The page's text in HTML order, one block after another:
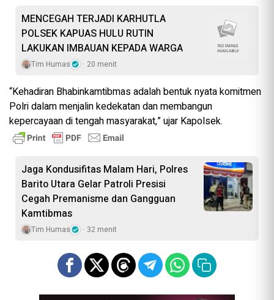
MENCEGAH TERJADI KARHUTLA
POLSEK KAPUAS HULU RUTIN
LAKUKAN IMBAUAN KEPADA WARGA
Tim Humas 20 menit
“Kehadiran Bhabinkamtibmas adalah bentuk nyata komitmen
Polri dalam menjalin kedekatan dan membangun
kepercayaan di tengah masyarakat,” ujar Kapolsek.
Jaga Kondusifitas Malam Hari, Polres
Barito Utara Gelar Patroli Presisi
Cegah Premanisme dan Gangguan
Kamtibmas
Tim Humas 32 menit